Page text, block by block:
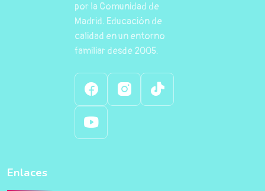
por la Comunidad de
Madrid. Educación de
calidad en un entorno
familiar desde 2005.
Enlaces